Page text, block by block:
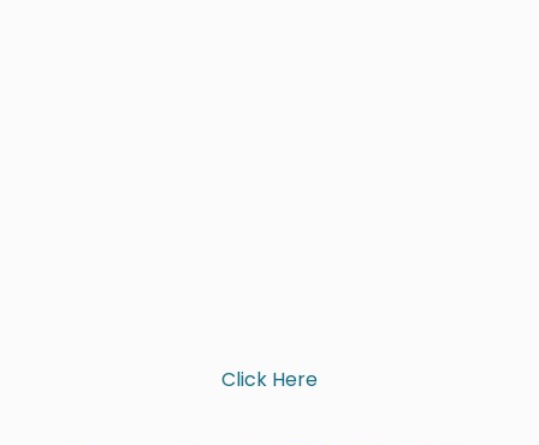
Click Here